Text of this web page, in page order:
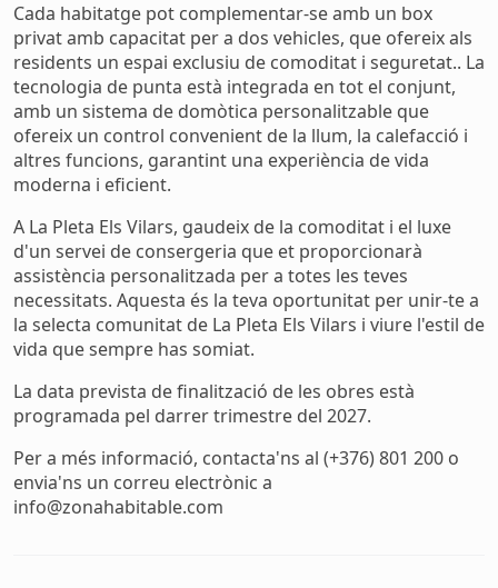
Cada habitatge pot complementar-se amb un box
privat amb capacitat per a dos vehicles, que ofereix als
residents un espai exclusiu de comoditat i seguretat.. La
tecnologia de punta està integrada en tot el conjunt,
amb un sistema de domòtica personalitzable que
ofereix un control convenient de la llum, la calefacció i
altres funcions, garantint una experiència de vida
moderna i eficient.
A La Pleta Els Vilars, gaudeix de la comoditat i el luxe
d'un servei de consergeria que et proporcionarà
assistència personalitzada per a totes les teves
necessitats. Aquesta és la teva oportunitat per unir-te a
la selecta comunitat de La Pleta Els Vilars i viure l'estil de
vida que sempre has somiat.
La data prevista de finalització de les obres està
programada pel darrer trimestre del 2027.
Per a més informació, contacta'ns al (+376) 801 200 o
envia'ns un correu electrònic a
info@zonahabitable.com